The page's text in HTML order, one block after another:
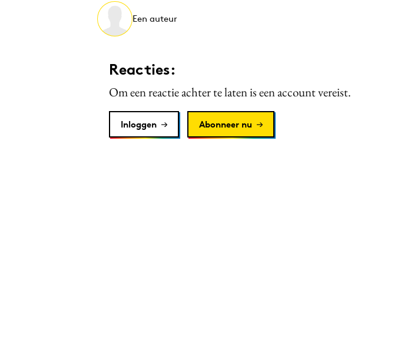
Een auteur
Reacties:
Om een reactie achter te laten is een account vereist.
Inloggen Abonneer nu